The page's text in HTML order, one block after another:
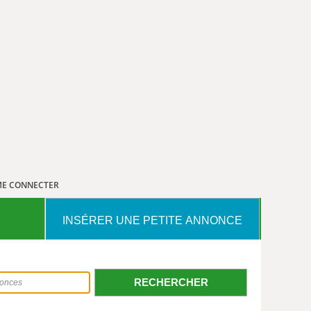
CONNECTER
INSÉRER UNE PETITE ANNONCE
RECHERCHER